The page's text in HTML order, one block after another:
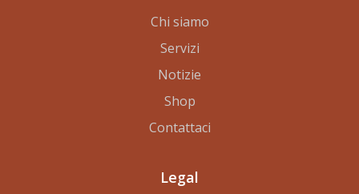
Chi siamo
Servizi
Notizie
Shop
Contattaci
Legal